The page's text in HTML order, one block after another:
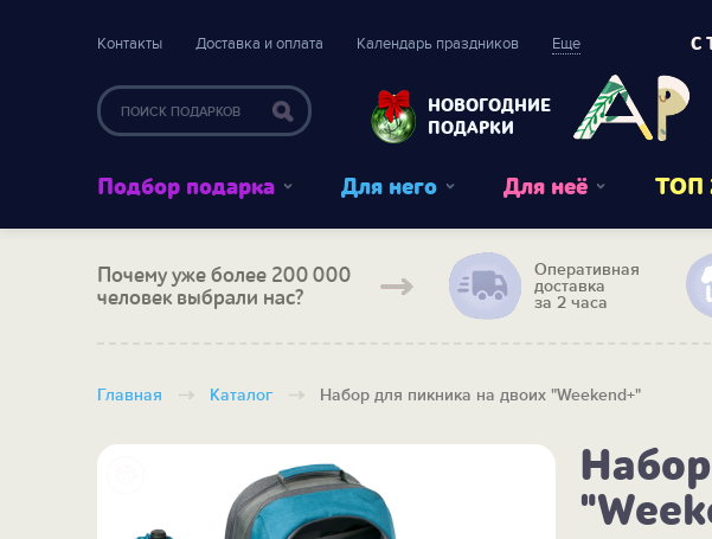
Контакты Доставка и оплата Календарь праздников Еще
НОВОГОДНИЕ
ПОДАРКИ
Подбор подарка Для него Для неё ТОП
Почему уже более 200 000
человек выбрали нас?
Оперативная
доставка
за 2 часа
Главная Каталог Набор для пикника на двоих "Weekend+"